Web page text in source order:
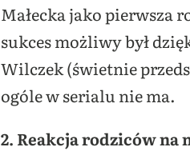
Małecka jako pierwsza
sukces możliwy był
Wilczek (świetnie
ogóle w serialu nie ma.
2. Reakcja rodziców